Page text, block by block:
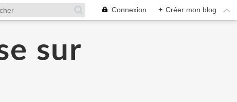
Connexion + Créer mon blog
sur